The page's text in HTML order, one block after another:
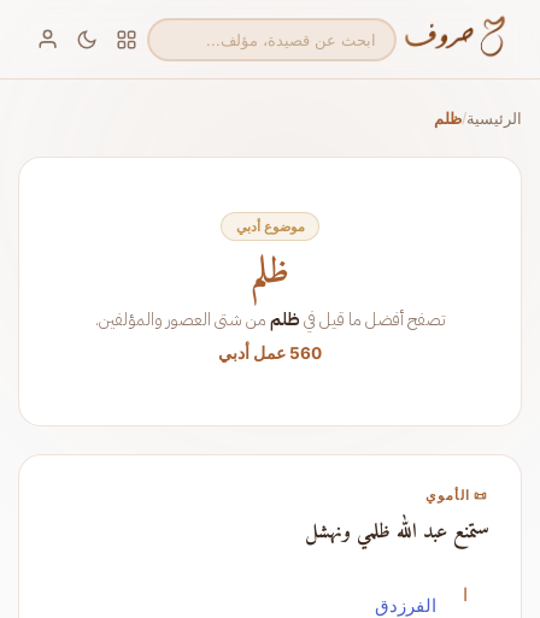
الرئيسية/ظلم
موضوع أدبي
ظلم
تصفح أفضل ما قيل فيظلممن شتى العصور والمؤلفين.
560 عمل أدبي
📜 الأموي
ستمنع عبد الله ظلمي ونهشل
ا الفرزدق